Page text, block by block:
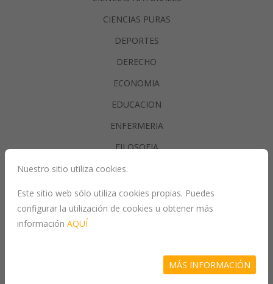
CIENCIAS PURAS
DEPORTES
DERECHO
ECONOMIA
EDUCACION
ENFERMERIA
FILOSOFIA
GASTRONOMIA
GENERALIDADES
INFORMATICA
Nuestro sitio utiliza cookies.
Este sitio web sólo utiliza cookies propias. Puedes
configurar la utilización de cookies u obtener más
información AQUÍ
MÁS INFORMACIÓN